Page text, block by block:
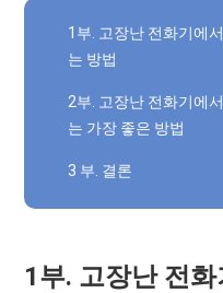
1부. 고장난 전화기에
는 방법
2부. 고장난 전화기에
는 가장 좋은 방법
3 부. 결론
1부. 고장난 전